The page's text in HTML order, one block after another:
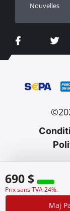
690 $
Prix sans TVA 24%.
Maj
Nouvelles